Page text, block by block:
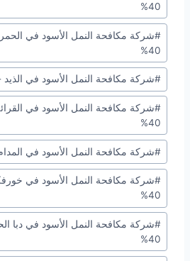
40%
#شركة مكافحة النمل الأسود في
40%
#شركة مكافحة النمل الأسود في الذيد -
#شركة مكافحة النمل الأسود في
40%
#شركة مكافحة النمل الأسود في المدام
#شركة مكافحة النمل الأسود في
40%
#شركة مكافحة النمل الأسود في دبا
40%